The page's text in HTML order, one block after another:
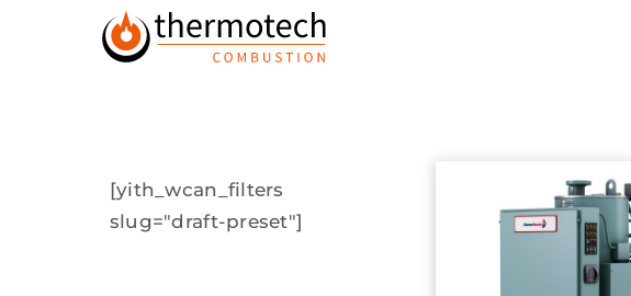
[yith_wcan_filters
slug="draft-preset"]